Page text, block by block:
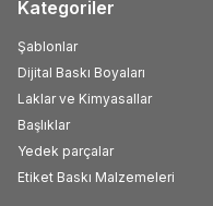
Kategoriler
Şablonlar
Dijital Baskı Boyaları
Laklar ve Kimyasallar
Başlıklar
Yedek parçalar
Etiket Baskı Malzemeleri